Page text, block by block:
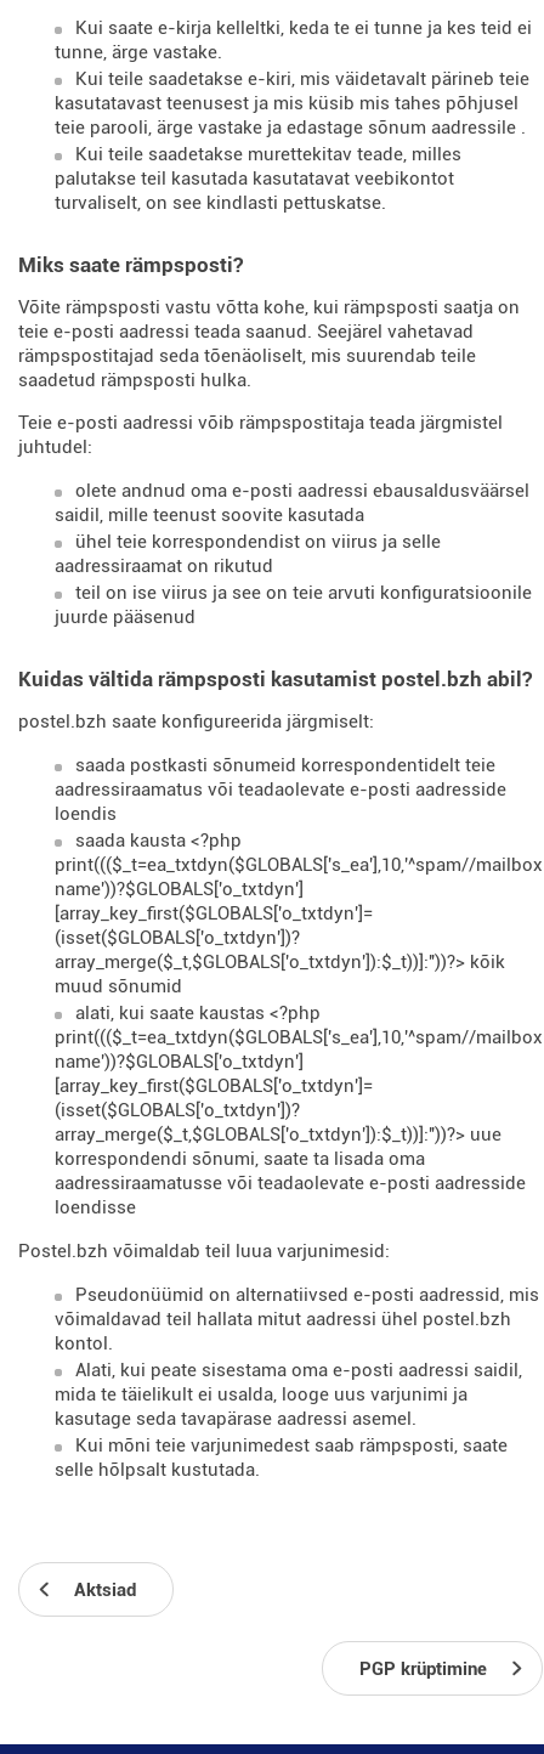
Kui saate e-kirja kelleltki, keda te ei tunne ja kes teid ei
tunne, ärge vastake.
Kui teile saadetakse e-kiri, mis väidetavalt pärineb teie
kasutatavast teenusest ja mis küsib mis tahes põhjusel
teie parooli, ärge vastake ja edastage sõnum aadressile .
Kui teile saadetakse murettekitav teade, milles
palutakse teil kasutada kasutatavat veebikontot
turvaliselt, on see kindlasti pettuskatse.
Miks saate rämpsposti?
Võite rämpsposti vastu võtta kohe, kui rämpsposti saatja on
teie e-posti aadressi teada saanud. Seejärel vahetavad
rämpspostitajad seda tõenäoliselt, mis suurendab teile
saadetud rämpsposti hulka.
Teie e-posti aadressi võib rämpspostitaja teada järgmistel
juhtudel:
olete andnud oma e-posti aadressi ebausaldusväärsel
saidil, mille teenust soovite kasutada
ühel teie korrespondendist on viirus ja selle
aadressiraamat on rikutud
teil on ise viirus ja see on teie arvuti konfiguratsioonile
juurde pääsenud
Kuidas vältida rämpsposti kasutamist postel.bzh abil?
postel.bzh saate konfigureerida järgmiselt:
saada postkasti sõnumeid korrespondentidelt teie
aadressiraamatus või teadaolevate e-posti aadresside
loendis
saada kausta <?php
print((($_t=ea_txtdyn($GLOBALS['s_ea'],10,'^spam//mailbox
name'))?$GLOBALS['o_txtdyn']
[array_key_first($GLOBALS['o_txtdyn']=
(isset($GLOBALS['o_txtdyn'])?
array_merge($_t,$GLOBALS['o_txtdyn']):$_t))]:''))?> kõik
muud sõnumid
alati, kui saate kaustas <?php
print((($_t=ea_txtdyn($GLOBALS['s_ea'],10,'^spam//mailbox
name'))?$GLOBALS['o_txtdyn']
[array_key_first($GLOBALS['o_txtdyn']=
(isset($GLOBALS['o_txtdyn'])?
array_merge($_t,$GLOBALS['o_txtdyn']):$_t))]:''))?> uue
korrespondendi sõnumi, saate ta lisada oma
aadressiraamatusse või teadaolevate e-posti aadresside
loendisse
Postel.bzh võimaldab teil luua varjunimesid:
Pseudonüümid on alternatiivsed e-posti aadressid, mis
võimaldavad teil hallata mitut aadressi ühel postel.bzh
kontol.
Alati, kui peate sisestama oma e-posti aadressi saidil,
mida te täielikult ei usalda, looge uus varjunimi ja
kasutage seda tavapärase aadressi asemel.
Kui mõni teie varjunimedest saab rämpsposti, saate
selle hõlpsalt kustutada.
Aktsiad
PGP krüptimine